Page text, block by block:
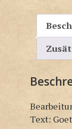
Text: